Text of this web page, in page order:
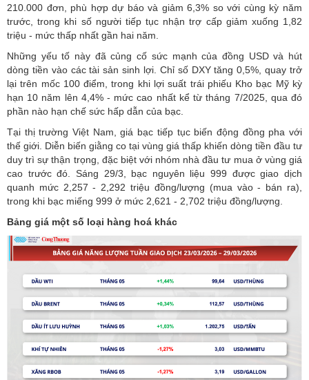
210.000 đơn, phù hợp dự báo và giảm 6,3% so với cùng kỳ năm
trước, trong khi số người tiếp tục nhận trợ cấp giảm xuống 1,82
triệu - mức thấp nhất gần hai năm.
Những yếu tố này đã củng cố sức mạnh của đồng USD và hút
dòng tiền vào các tài sản sinh lợi. Chỉ số DXY tăng 0,5%, quay trở
lại trên mốc 100 điểm, trong khi lợi suất trái phiếu Kho bạc Mỹ kỳ
hạn 10 năm lên 4,4% - mức cao nhất kể từ tháng 7/2025, qua đó
phần nào hạn chế sức hấp dẫn của bạc.
Tại thị trường Việt Nam, giá bạc tiếp tục biến động đồng pha với
thế giới. Diễn biến giằng co tại vùng giá thấp khiến dòng tiền đầu tư
duy trì sự thận trọng, đặc biệt với nhóm nhà đầu tư mua ở vùng giá
cao trước đó. Sáng 29/3, bạc nguyên liệu 999 được giao dịch
quanh mức 2,257 - 2,292 triệu đồng/lượng (mua vào - bán ra),
trong khi bạc miếng 999 ở mức 2,621 - 2,702 triệu đồng/lượng.
Bảng giá một số loại hàng hoá khác